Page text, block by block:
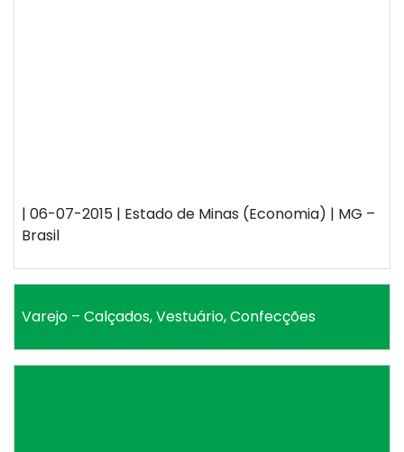
| 06-07-2015 | Estado de Minas (Economia) | MG –
Brasil
Varejo – Calçados, Vestuário, Confecções